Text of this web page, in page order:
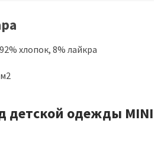
хлопок, 8% лайкра
детской одежды MINI